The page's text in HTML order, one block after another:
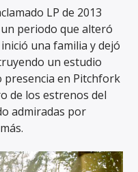
LP de 2013
un periodo que alteró
una familia y dejó
un estudio
presencia en Pitchfork
de los estrenos del
admiradas por